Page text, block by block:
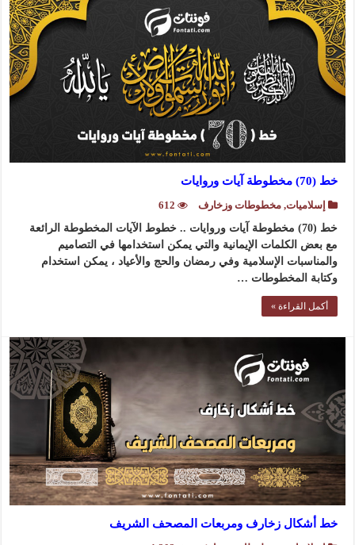
خط (70) مخطوطة آيات وروايات
إسلاميات,مخطوطات وزخارف
612
خط (70) مخطوطة آيات وروايات .. خطوط الآيات المخطوطة الرائعة
مع بعض الكلمات الإيمانية والتي يمكن استخدامها في التصاميم
والمناسبات الإسلامية وفي رمضان والحج والأعياد ، يمكن استخدام
وكتابة المخطوطات …
أكمل القراءة »
خط أشكال زخارف ومربعات المصحف الشريف